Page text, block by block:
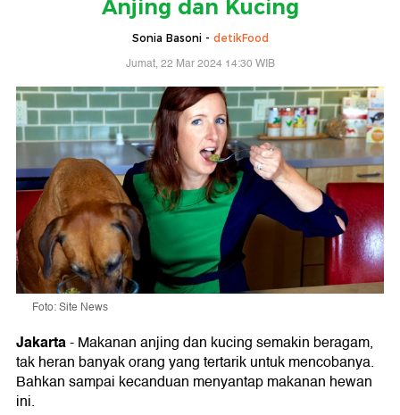
Anjing dan Kucing
Sonia Basoni - detikFood
Jumat, 22 Mar 2024 14:30 WIB
Foto: Site News
Jakarta-Makanan anjing dan kucing semakin beragam,
tak heran banyak orang yang tertarik untuk mencobanya.
Bahkan sampai kecanduan menyantap makanan hewan
ini.